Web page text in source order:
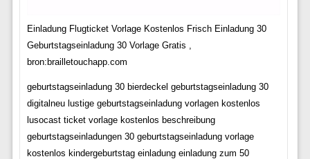
Einladung Flugticket Vorlage Kostenlos Frisch Einladung 30
Geburtstagseinladung 30 Vorlage Gratis ,
bron:brailletouchapp.com
geburtstagseinladung 30 bierdeckel geburtstagseinladung 30
digitalneu lustige geburtstagseinladung vorlagen kostenlos
lusocast ticket vorlage kostenlos beschreibung
geburtstagseinladungen 30 geburtstagseinladung vorlage
kostenlos kindergeburtstag einladung einladung zum 50